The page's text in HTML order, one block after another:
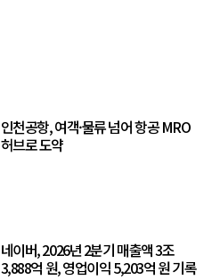
인천공항, 여객·물류 넘어 항공 MRO
허브로 도약
네이버, 2026년 2분기 매출액 3조
3,888억 원, 영업이익 5,203억 원 기록